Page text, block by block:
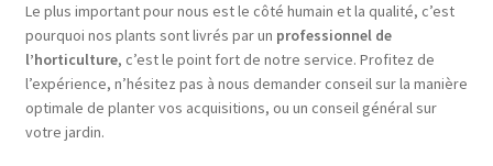
the
product
page
Le plus important pour nous est le côté humain et la qualité, c’est
pourquoi nos plants sont livrés par un professionnel de
l’horticulture, c’est le point fort de notre service. Profitez de
l’expérience, n’hésitez pas à nous demander conseil sur la manière
optimale de planter vos acquisitions, ou un conseil général sur
votre jardin.